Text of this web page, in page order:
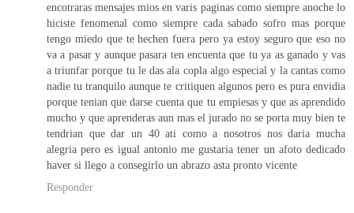
encotraras mensajes mios en varis paginas como siempre anoche lo
hiciste fenomenal como siempre cada sabado sofro mas porque
tengo miedo que te hechen fuera pero ya estoy seguro que eso no
va a pasar y aunque pasara ten encuenta que tu ya as ganado y vas
a triunfar porque tu le das ala copla algo especial y la cantas como
nadie tu tranquilo aunque te critiquen algunos pero es pura envidia
porque tenian que darse cuenta que tu empiesas y que as aprendido
mucho y que aprenderas aun mas el jurado no se porta muy bien te
tendrian que dar un 40 ati como a nosotros nos daria mucha
alegria pero es igual antonio me gustaria tener un afoto dedicado
haver si llego a consegirlo un abrazo asta pronto vicente
Responder